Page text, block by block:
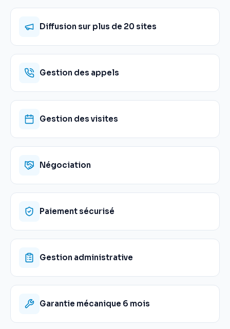
Diffusion sur plus de 20 sites
Gestion des appels
Gestion des visites
Négociation
Paiement sécurisé
Gestion administrative
Garantie mécanique 6 mois